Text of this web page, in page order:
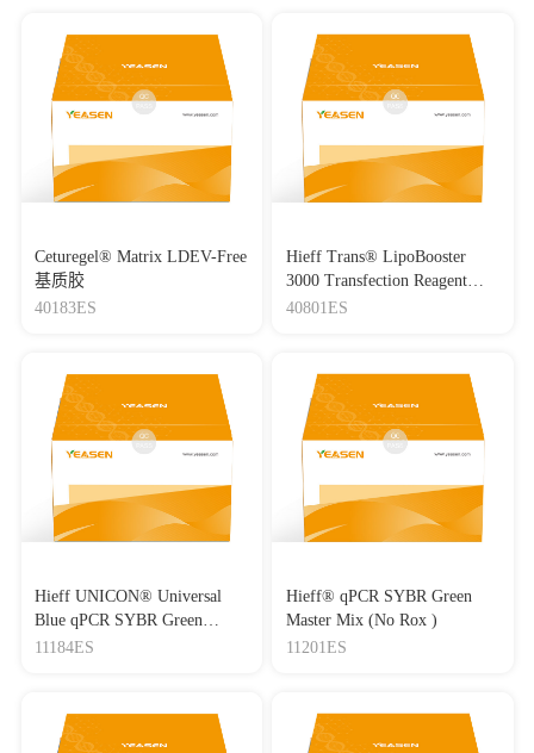
Ceturegel® Matrix LDEV-Free
基质胶
40183ES
Hieff Trans® LipoBooster
3000 Transfection Reagent
Lipo3000转染试剂
40801ES
Hieff UNICON® Universal
Blue qPCR SYBR Green
Master Mix
11184ES
Hieff® qPCR SYBR Green
Master Mix (No Rox )
11201ES